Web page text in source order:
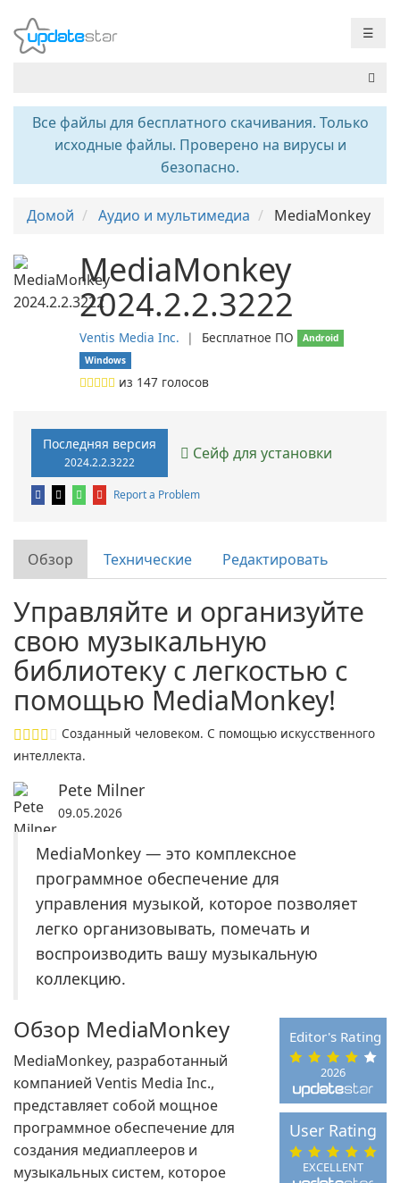
☰
Все файлы для бесплатного скачивания. Только
исходные файлы. Проверено на вирусы и
безопасно.
Домой Аудио и мультимедиа MediaMonkey
MediaMonkey
2024.2.2.3222
Ventis Media Inc. ❘ Бесплатное ПО
Android
Windows
из 147 голосов
Последняя версия
2024.2.2.3222 Сейф для установки
Report a Problem
Обзор Технические Редактировать
Управляйте и организуйте
свою музыкальную
библиотеку с легкостью с
помощью MediaMonkey!
Созданный человеком. С помощью искусственного
интеллекта.
Pete Milner
09.05.2026
MediaMonkey — это комплексное
программное обеспечение для
управления музыкой, которое позволяет
легко организовывать, помечать и
воспроизводить вашу музыкальную
коллекцию.
2026
Editor's Rating
EXCELLENT
User Rating
Обзор MediaMonkey
MediaMonkey, разработанный
компанией Ventis Media Inc.,
представляет собой мощное
программное обеспечение для
создания медиаплееров и
музыкальных систем, которое